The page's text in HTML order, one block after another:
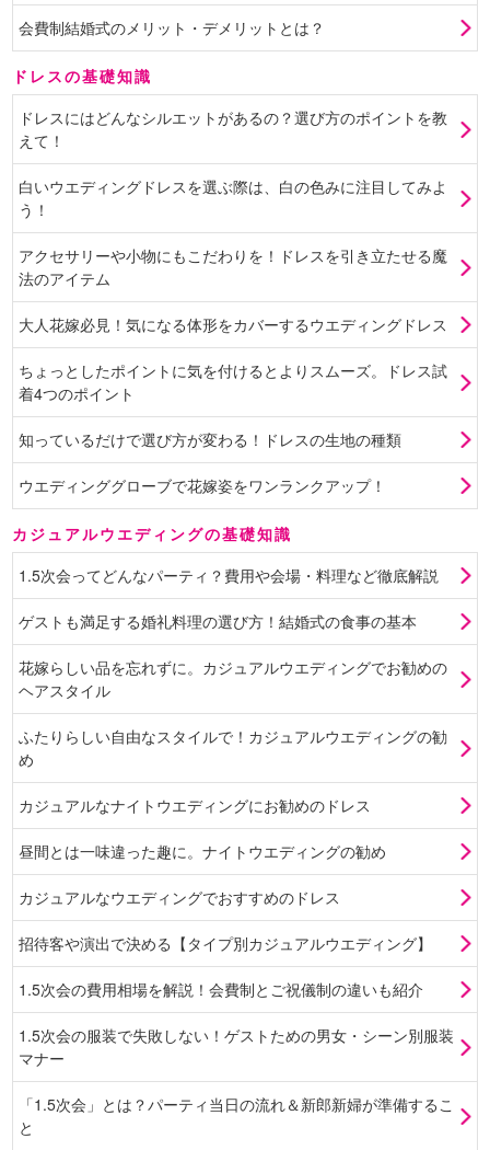
会費制結婚式のメリット・デメリットとは？
ドレスの基礎知識
ドレスにはどんなシルエットがあるの？選び方のポイントを教
えて！
白いウエディングドレスを選ぶ際は、白の色みに注目してみよ
う！
アクセサリーや小物にもこだわりを！ドレスを引き立たせる魔
法のアイテム
大人花嫁必見！気になる体形をカバーするウエディングドレス
ちょっとしたポイントに気を付けるとよりスムーズ。ドレス試
着4つのポイント
知っているだけで選び方が変わる！ドレスの生地の種類
ウエディンググローブで花嫁姿をワンランクアップ！
カジュアルウエディングの基礎知識
1.5次会ってどんなパーティ？費用や会場・料理など徹底解説
ゲストも満足する婚礼料理の選び方！結婚式の食事の基本
花嫁らしい品を忘れずに。カジュアルウエディングでお勧めの
ヘアスタイル
ふたりらしい自由なスタイルで！カジュアルウエディングの勧
め
カジュアルなナイトウエディングにお勧めのドレス
昼間とは一味違った趣に。ナイトウエディングの勧め
カジュアルなウエディングでおすすめのドレス
招待客や演出で決める【タイプ別カジュアルウエディング】
1.5次会の費用相場を解説！会費制とご祝儀制の違いも紹介
1.5次会の服装で失敗しない！ゲストための男女・シーン別服装
マナー
「1.5次会」とは？パーティ当日の流れ＆新郎新婦が準備するこ
と